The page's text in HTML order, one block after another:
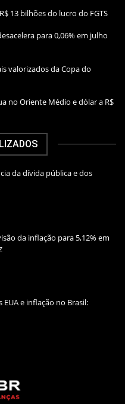
13 bilhões do lucro do FGTS
para 0,06% em julho
valorizados da Copa do
no Oriente Médio e dólar a R$
da dívida pública e dos
da inflação para 5,12% em
EUA e inflação no Brasil: